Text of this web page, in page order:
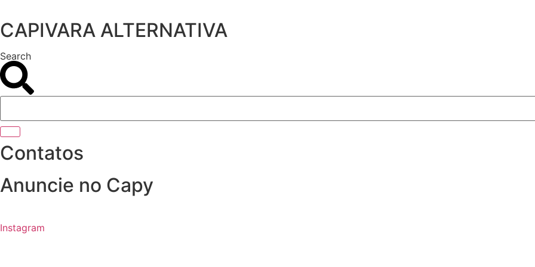
para
o
conteúdo
CAPIVARA ALTERNATIVA
Search
Contatos
Anuncie no Capy
Instagram